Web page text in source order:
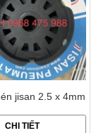
jisan 2.5 x 4mm
CHI TIẾT